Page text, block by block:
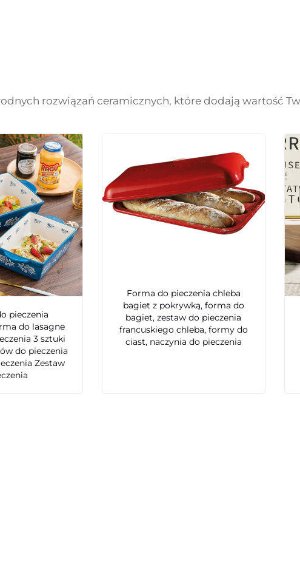
rozwiązań ceramicznych, które dodają wartość
pieczenia
do lasagne
3 sztuki
do pieczenia
Zestaw
Forma do pieczenia chleba
bagiet z pokrywką, forma do
bagiet, zestaw do pieczenia
francuskiego chleba, formy do
ciast, naczynia do pieczenia